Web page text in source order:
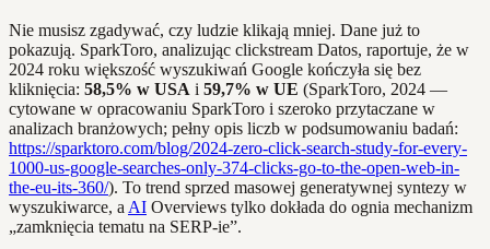
Nie musisz zgadywać, czy ludzie klikają mniej. Dane już to
pokazują. SparkToro, analizując clickstream Datos, raportuje, że w
2024 roku większość wyszukiwań Google kończyła się bez
kliknięcia: 58,5% w USA i 59,7% w UE (SparkToro, 2024 —
cytowane w opracowaniu SparkToro i szeroko przytaczane w
analizach branżowych; pełny opis liczb w podsumowaniu badań:
https://sparktoro.com/blog/2024-zero-click-search-study-for-every-
1000-us-google-searches-only-374-clicks-go-to-the-open-web-in-
the-eu-its-360/). To trend sprzed masowej generatywnej syntezy w
wyszukiwarce, a AI Overviews tylko dokłada do ognia mechanizm
„zamknięcia tematu na SERP-ie”.